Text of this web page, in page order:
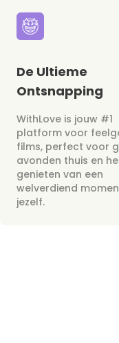
De Ultieme
Ontsnapping
WithLove is jouw #1
platform voor
films, perfect voor
avonden thuis en
genieten van een
welverdiend
jezelf.